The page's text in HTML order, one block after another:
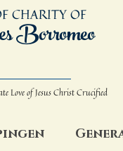
Borromeo
CHARITY OF
Loveof Jesus Christ Crucified